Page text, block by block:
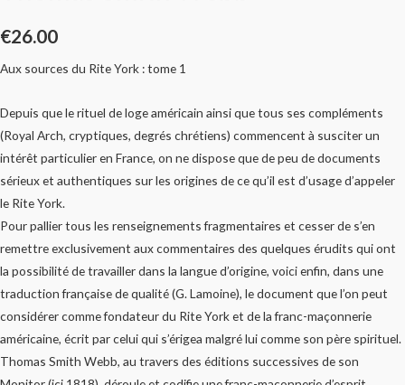
€26.00
Aux sources du Rite York : tome 1
Depuis que le rituel de loge américain ainsi que tous ses compléments
(Royal Arch, cryptiques, degrés chrétiens) commencent à susciter un
intérêt particulier en France, on ne dispose que de peu de documents
sérieux et authentiques sur les origines de ce qu’il est d’usage d’appeler
le Rite York.
Pour pallier tous les renseignements fragmentaires et cesser de s’en
remettre exclusivement aux commentaires des quelques érudits qui ont
la possibilité de travailler dans la langue d’origine, voici enfin, dans une
traduction française de qualité (G. Lamoine), le document que l’on peut
considérer comme fondateur du Rite York et de la franc-maçonnerie
américaine, écrit par celui qui s’érigea malgré lui comme son père spirituel.
Thomas Smith Webb, au travers des éditions successives de son